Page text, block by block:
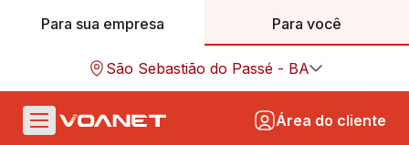
Para sua empresa Para você
São Sebastião do Passé - BA
Área do cliente